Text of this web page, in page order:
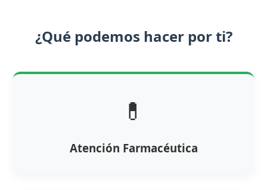
¿Qué podemos hacer por ti?
💊
Atención Farmacéutica